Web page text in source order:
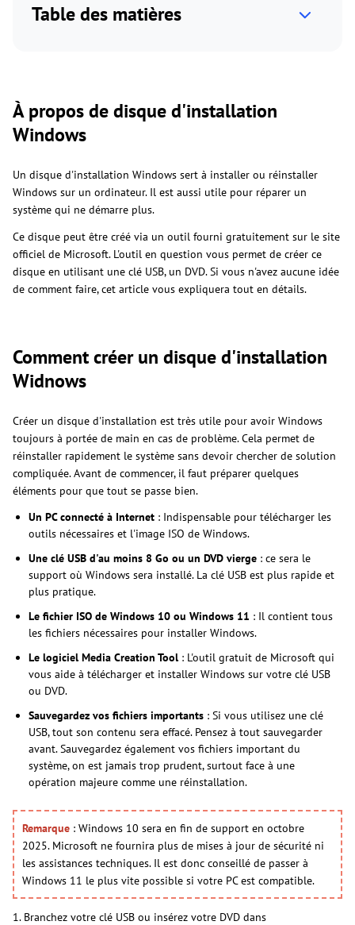
Table des matières
À propos de disque d'installation
Windows
Un disque d'installation Windows sert à installer ou réinstaller
Windows sur un ordinateur. Il est aussi utile pour réparer un
système qui ne démarre plus.
Ce disque peut être créé via un outil fourni gratuitement sur le site
officiel de Microsoft. L'outil en question vous permet de créer ce
disque en utilisant une clé USB, un DVD. Si vous n'avez aucune idée
de comment faire, cet article vous expliquera tout en détails.
Comment créer un disque d'installation
Widnows
Créer un disque d'installation est très utile pour avoir Windows
toujours à portée de main en cas de problème. Cela permet de
réinstaller rapidement le système sans devoir chercher de solution
compliquée. Avant de commencer, il faut préparer quelques
éléments pour que tout se passe bien.
Un PC connecté à Internet : Indispensable pour télécharger les
outils nécessaires et l'image ISO de Windows.
Une clé USB d'au moins 8 Go ou un DVD vierge : ce sera le
support où Windows sera installé. La clé USB est plus rapide et
plus pratique.
Le fichier ISO de Windows 10 ou Windows 11 : Il contient tous
les fichiers nécessaires pour installer Windows.
Le logiciel Media Creation Tool : L'outil gratuit de Microsoft qui
vous aide à télécharger et installer Windows sur votre clé USB
ou DVD.
Sauvegardez vos fichiers importants : Si vous utilisez une clé
USB, tout son contenu sera effacé. Pensez à tout sauvegarder
avant. Sauvegardez également vos fichiers important du
système, on est jamais trop prudent, surtout face à une
opération majeure comme une réinstallation.
Remarque : Windows 10 sera en fin de support en octobre
2025. Microsoft ne fournira plus de mises à jour de sécurité ni
les assistances techniques. Il est donc conseillé de passer à
Windows 11 le plus vite possible si votre PC est compatible.
1. Branchez votre clé USB ou insérez votre DVD dans